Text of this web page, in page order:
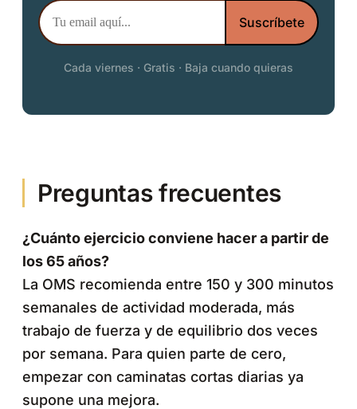
Cada viernes · Gratis · Baja cuando quieras
Preguntas frecuentes
¿Cuánto ejercicio conviene hacer a partir de
los 65 años?
La OMS recomienda entre 150 y 300 minutos
semanales de actividad moderada, más
trabajo de fuerza y de equilibrio dos veces
por semana. Para quien parte de cero,
empezar con caminatas cortas diarias ya
supone una mejora.